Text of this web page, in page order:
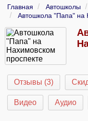
Главная Автошколы
Автошкола "Папа" на
Отзывы (3)
Видео Аудио